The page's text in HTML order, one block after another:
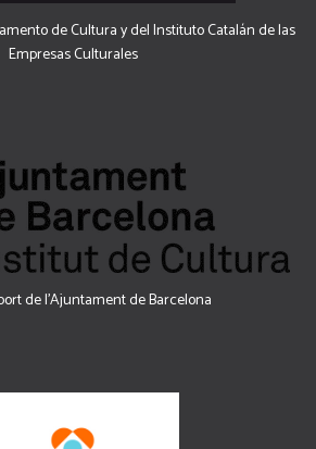
de Cultura y del Instituto Catalán de las
Empresas Culturales
de l’Ajuntament de Barcelona